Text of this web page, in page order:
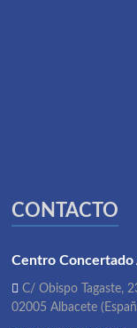
CONTACTO
Centro Concertado
C/ Obispo Tagaste,
02005 Albacete